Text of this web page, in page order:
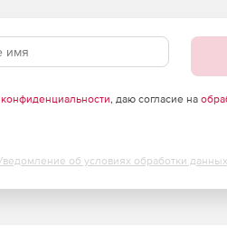
, даю согласие на
об условиях обработки данных